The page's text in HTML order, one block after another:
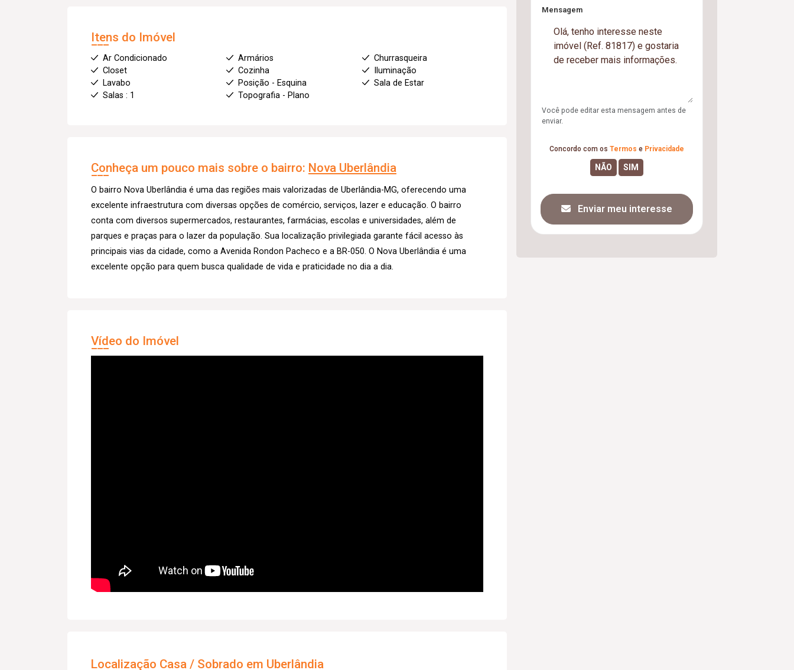
Itens do Imóvel
Ar Condicionado Armários
Churrasqueira
Closet
Cozinha
Iluminação
Lavabo
Posição - Esquina
Sala de Estar
Salas : 1
Topografia - Plano
Conheça um pouco mais sobre o bairro: Nova Uberlândia
O bairro Nova Uberlândia é uma das regiões mais valorizadas de Uberlândia-MG, oferecendo uma
excelente infraestrutura com diversas opções de comércio, serviços, lazer e educação. O bairro
conta com diversos supermercados, restaurantes, farmácias, escolas e universidades, além de
parques e praças para o lazer da população. Sua localização privilegiada garante fácil acesso às
principais vias da cidade, como a Avenida Rondon Pacheco e a BR-050. O Nova Uberlândia é uma
excelente opção para quem busca qualidade de vida e praticidade no dia a dia.
Vídeo do Imóvel
Localização Casa / Sobrado em Uberlândia
Mensagem
Você pode editar esta mensagem antes de
enviar.
Concordo com os Termos e Privacidade
Enviar meu interesse